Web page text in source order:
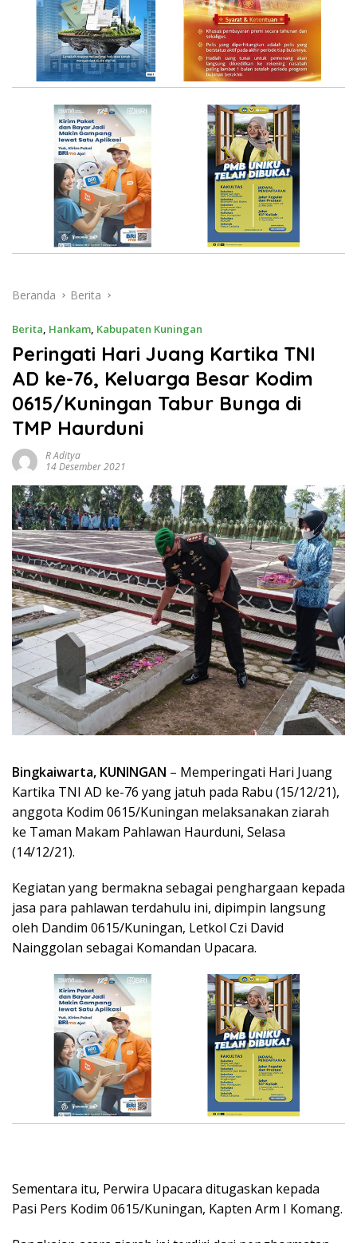
Beranda Berita
Berita, Hankam, Kabupaten Kuningan
Peringati Hari Juang Kartika TNI
AD ke-76, Keluarga Besar Kodim
0615/Kuningan Tabur Bunga di
TMP Haurduni
R Aditya
14 Desember 2021
Bingkaiwarta, KUNINGAN – Memperingati Hari Juang
Kartika TNI AD ke-76 yang jatuh pada Rabu (15/12/21),
anggota Kodim 0615/Kuningan melaksanakan ziarah
ke Taman Makam Pahlawan Haurduni, Selasa
(14/12/21).
Kegiatan yang bermakna sebagai penghargaan kepada
jasa para pahlawan terdahulu ini, dipimpin langsung
oleh Dandim 0615/Kuningan, Letkol Czi David
Nainggolan sebagai Komandan Upacara.
Sementara itu, Perwira Upacara ditugaskan kepada
Pasi Pers Kodim 0615/Kuningan, Kapten Arm I Komang.